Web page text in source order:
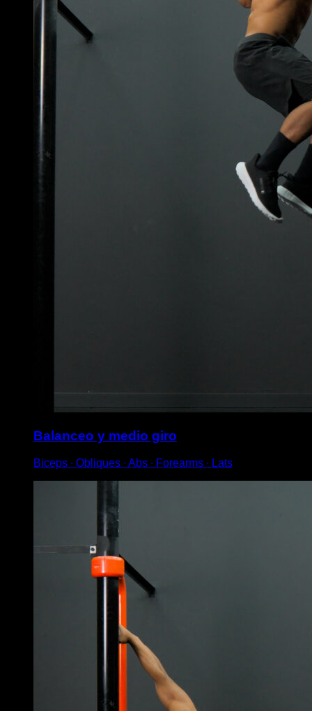
Balanceo y medio giro
Biceps ∙ Obliques ∙ Abs ∙ Forearms ∙ Lats